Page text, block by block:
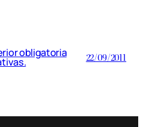
obligatoria 22/09/2011